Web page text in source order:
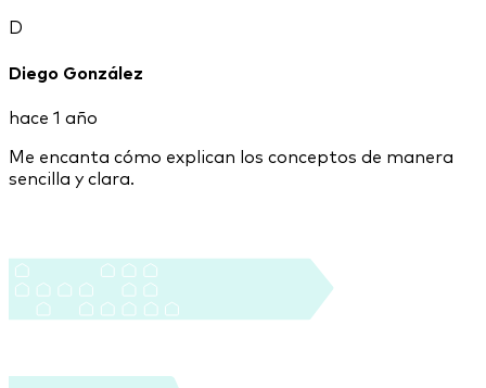
D
Diego González
hace 1 año
Me encanta cómo explican los conceptos de manera
sencilla y clara.